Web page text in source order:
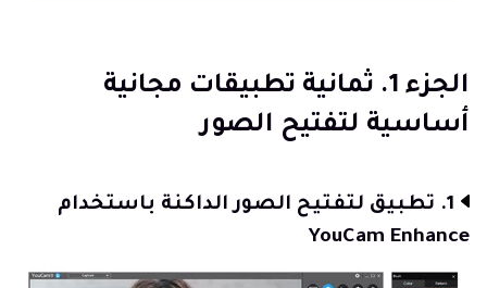
الاصطناعي
تعزيز
الصور
الجزء 2. أفضل تطبيق للكمبيوتر الشخصي لتفتيح الصور
الداكنة باستخدام HitPaw FotorPeaالجزء 1. ثمانية تطبيقات مجانية
أساسية لتفتيح الصور
1. تطبيق لتفتيح الصور الداكنة باستخدام
YouCam Enhance